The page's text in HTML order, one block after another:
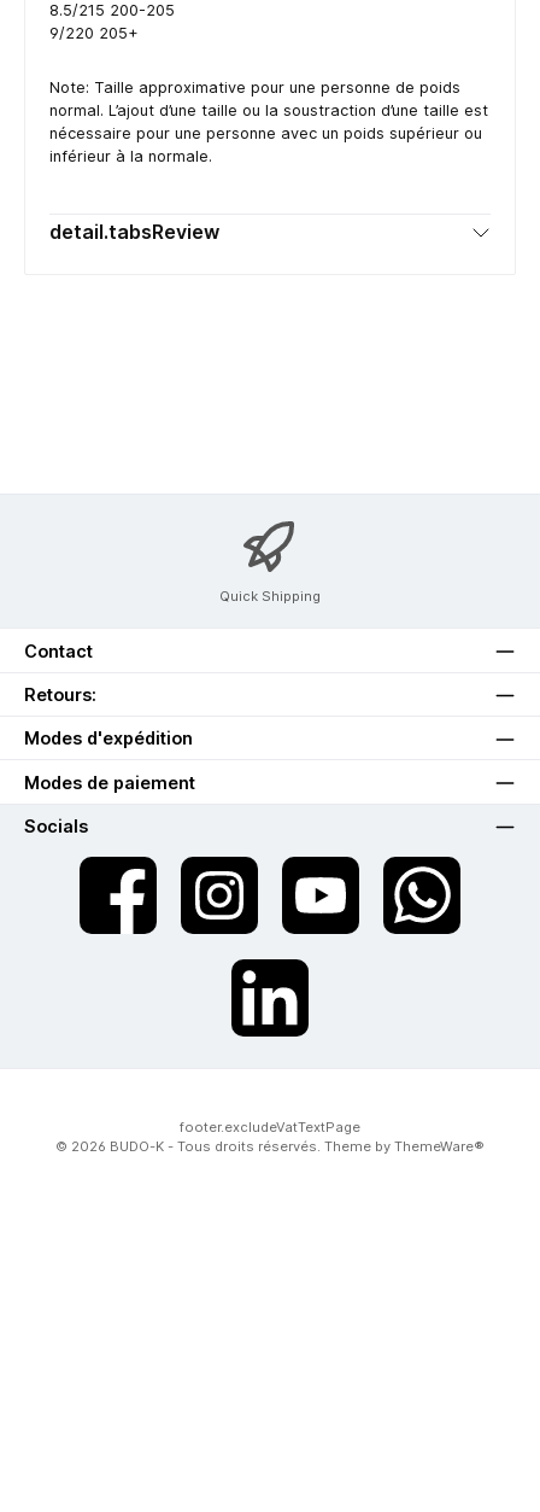
8.5/215 200-205
9/220 205+
Note: Taille approximative pour une personne de poids
normal. L’ajout d’une taille ou la soustraction d’une taille est
nécessaire pour une personne avec un poids supérieur ou
inférieur à la normale.
detail.tabsReview
Quick Shipping
Contact
Retours:
Modes d'expédition
Modes de paiement
Socials
twt.widget.communities.facebook.name
twt.widget.communities.instagram.name
twt.widget.communities.linkedin.name
footer.excludeVatTextPage
© 2026 BUDO-K - Tous droits réservés. Theme by ThemeWare®